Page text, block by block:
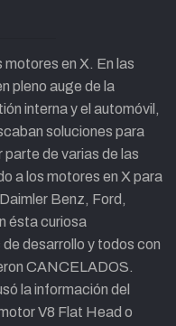
motores en X. En las
pleno auge de la
interna y el automóvil,
soluciones para
parte de varias de las
a los motores en X para
Benz, Ford,
ésta curiosa
desarrollo y todos con
CANCELADOS.
la información del
V8 Flat Head o